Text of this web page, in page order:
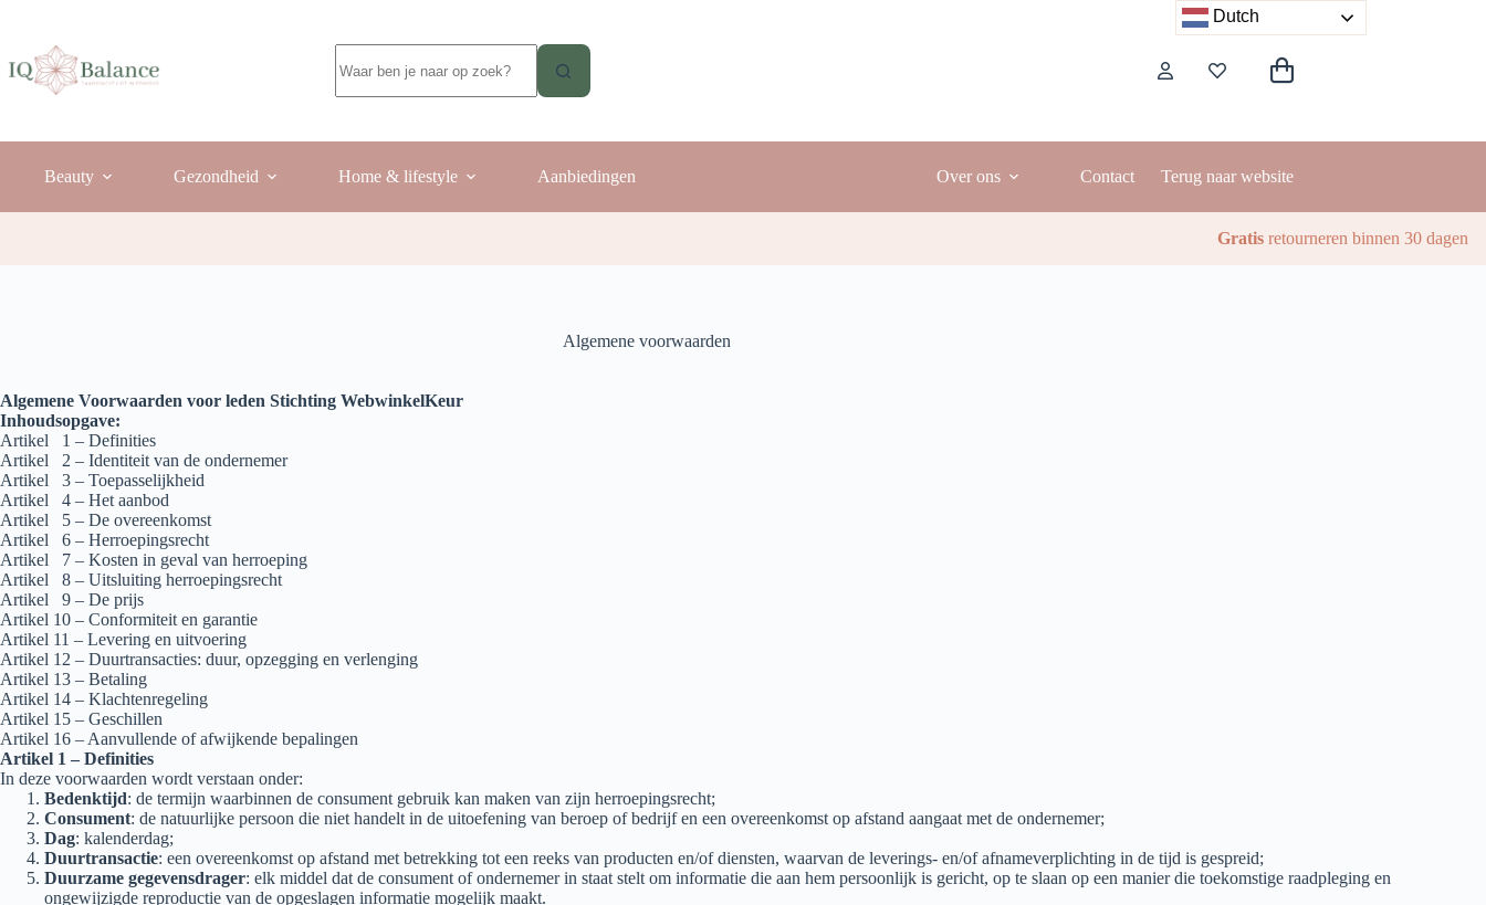
inhoud
resultaten
Winkelwagen
Beauty Gezondheid Home & lifestyle Aanbiedingen Over ons Contact Terug naar website
Gratis retourneren binnen 30 dagen
Algemene voorwaarden
Algemene Voorwaarden voor leden Stichting WebwinkelKeur
Inhoudsopgave:
Artikel 1 – Definities
Artikel 2 – Identiteit van de ondernemer
Artikel 3 – Toepasselijkheid
Artikel 4 – Het aanbod
Artikel 5 – De overeenkomst
Artikel 6 – Herroepingsrecht
Artikel 7 – Kosten in geval van herroeping
Artikel 8 – Uitsluiting herroepingsrecht
Artikel 9 – De prijs
Artikel 10 – Conformiteit en garantie
Artikel 11 – Levering en uitvoering
Artikel 12 – Duurtransacties: duur, opzegging en verlenging
Artikel 13 – Betaling
Artikel 14 – Klachtenregeling
Artikel 15 – Geschillen
Artikel 16 – Aanvullende of afwijkende bepalingen
Artikel 1 – Definities
In deze voorwaarden wordt verstaan onder:
Bedenktijd: de termijn waarbinnen de consument gebruik kan maken van zijn herroepingsrecht;
Consument: de natuurlijke persoon die niet handelt in de uitoefening van beroep of bedrijf en een overeenkomst op afstand aangaat met de ondernemer;
Dag: kalenderdag;
Duurtransactie: een overeenkomst op afstand met betrekking tot een reeks van producten en/of diensten, waarvan de leverings- en/of afnameverplichting in de tijd is gespreid;
Duurzame gegevensdrager: elk middel dat de consument of ondernemer in staat stelt om informatie die aan hem persoonlijk is gericht, op te slaan op een manier die toekomstige raadpleging en
ongewijzigde reproductie van de opgeslagen informatie mogelijk maakt.
Dutch